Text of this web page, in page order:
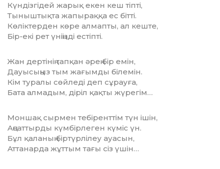
Күндізгідей жарық екен кеш тіпті,
Тыныштықта жапыраққа ес бітті.
Көліктерден көре алмапты, ал кеште,
Бір-екі рет үніңізді естіпті.
Жан дертінің тапқан әрең бір емін,
Дауысыңыз тым жағымды білемін.
Кім туралы сөйледі деп сұрауға,
Бата алмадым, діріл қақты жүрегім…
Моншақ сырмен тебіренттім түн ішін,
Аңсаттырды күмбірлеген күміс үн.
Бұл қаланың біртүрлілеу ауасын,
Аттанарда жұттым тағы сіз үшін…